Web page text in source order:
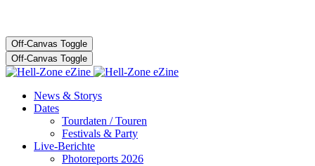
Off-Canvas Toggle
Off-Canvas Toggle
News & Storys
Dates
Tourdaten / Touren
Festivals & Party
Live-Berichte
Photoreports 2026